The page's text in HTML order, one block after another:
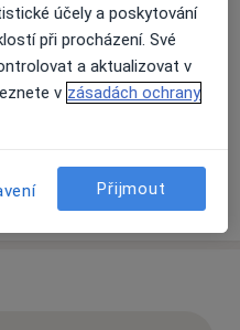
pacienty na pojišťovnu
o adrese
účely a poskytování
při procházení. Své
a aktualizovat v
v zásadách ochrany
Přijmout